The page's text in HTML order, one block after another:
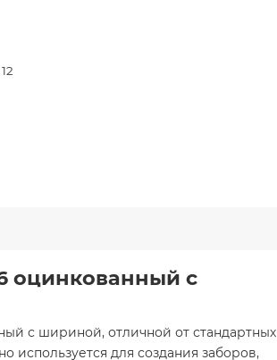
оцинкованный с
с шириной, отличной от стандартных
используется для создания заборов,